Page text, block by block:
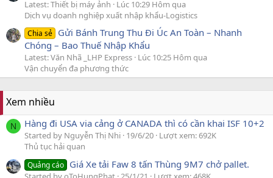
Latest: Thiết bị máy ảnh
Lúc 10:29 Hôm qua
Dịch vụ doanh nghiệp xuất nhập khẩu-Logistics
Chia sẻ Gửi Bánh Trung Thu Đi Úc An Toàn – Nhanh
Chóng – Bao Thuế Nhập Khẩu
Latest: Văn Nhã _LHP Express Lúc 10:25 Hôm qua
Vận chuyển đa phương thức
Xem nhiều
N Hàng đi USA via cảng ở CANADA thì có cần khai ISF 10+2
Started by Nguyễn Thị Nhi 19/6/20 Lượt xem: 692K
Thủ tục hải quan
Quảng cáo Giá Xe tải Faw 8 tấn Thùng 9M7 chở pallet.